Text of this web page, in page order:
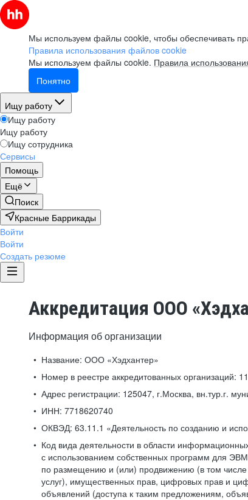
Мы используем файлы cookie, чтобы обеспечивать
Правила использования файлов cookie
Мы используем файлы cookie. Правила
Понятно
Ищу работу
Ищу работу
Ищу работу
Ищу сотрудника
Сервисы
Помощь
Ещё
Поиск
Красные Баррикады
Войти
Войти
Создать резюме
Аккредитация ООО
Информация об организации
Название: ООО «Хэдхантер»
Номер в реестре аккредитованных организаций:
Адрес регистрации: 125047, г.Москва, вн.тур.г.
ИНН: 7718620740
ОКВЭД: 63.11.1 «Деятельность по созданию и
Код вида деятельности в области
с использованием собственных программ для
по размещению и (или) продвижению (в том числе
услуг), имущественных прав, цифровых прав и
объявлений (доступа к таким предложениям,